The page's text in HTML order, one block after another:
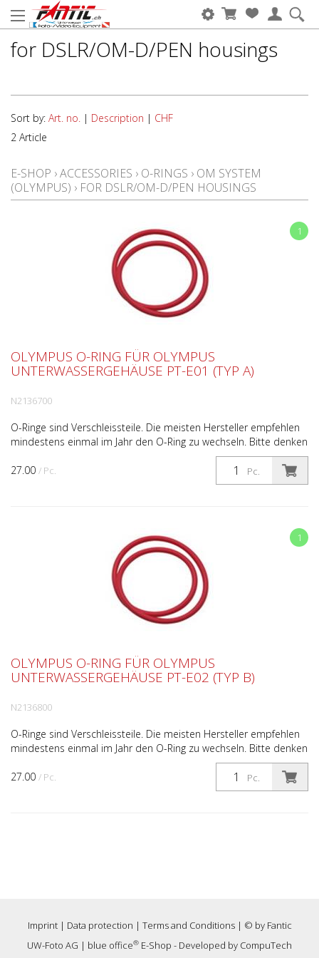
for DSLR/OM-D/PEN housings
Sort by: Art. no. | Description | CHF
2 Article
E-SHOP ›ACCESSORIES › O-RINGS › OM SYSTEM
(OLYMPUS) › FOR DSLR/OM-D/PEN HOUSINGS
1
27.00 / Pc. Pc.
OLYMPUS O-RING FÜR OLYMPUS
UNTERWASSERGEHÄUSE PT-E01 (TYP A)
N2136700
O-Ringe sind Verschleissteile. Die meisten Hersteller empfehlen
mindestens einmal im Jahr den O-Ring zu wechseln. Bitte denken
Sie daran, nach jedem Gebrauch des Unterwas...
1
27.00 / Pc. Pc.
OLYMPUS O-RING FÜR OLYMPUS
UNTERWASSERGEHÄUSE PT-E02 (TYP B)
N2136800
O-Ringe sind Verschleissteile. Die meisten Hersteller empfehlen
mindestens einmal im Jahr den O-Ring zu wechseln. Bitte denken
Sie daran, nach jedem Gebrauch des Unterwas...
Imprint| Data protection | Terms and Conditions| © by Fantic
UW-Foto AG | blue office® E-Shop - Developed by CompuTech